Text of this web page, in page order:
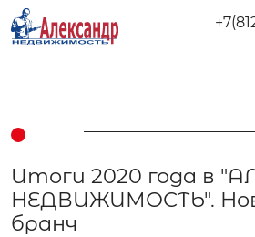
Итоги 2020 года в
НЕДВИЖИМОСТЬ".
бранч